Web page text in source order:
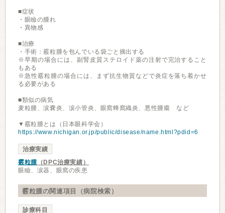
■症状
・眼瞼の腫れ
・異物感
■治療
・手術：霰粒腫を包んでいる袋ごと摘出する
※早期の場合には、副腎皮質ステロイド薬の注射で完治すること
もある
※急性霰粒腫の場合には、まず抗生物質などで炎症を落ち着かせ
る必要がある
■類似の病気
麦粒腫、涙嚢炎、涙小管炎、眼窩蜂窩織炎、悪性腫瘍 など
▼霰粒腫とは（日本眼科学会）
https://www.nichigan.or.jp/public/disease/name.html?pdid=6
治療実績
霰粒腫（DPC治療実績）
眼瞼、涙器、眼窩の疾患
霰粒腫の関連項目（病院検索）
診療科目